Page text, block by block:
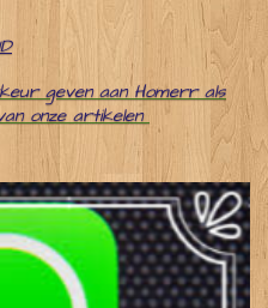
geven aan Homerr als
onze artikelen